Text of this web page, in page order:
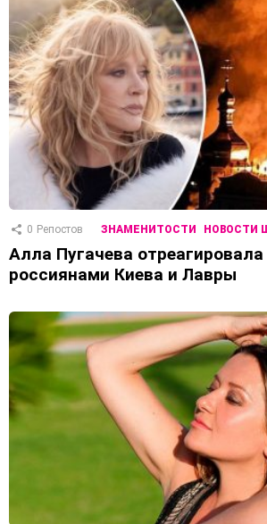
0 Репостов ЗНАМЕНИТОСТИ НОВОСТИ
Алла Пугачева
россиянами Киева и Лавры